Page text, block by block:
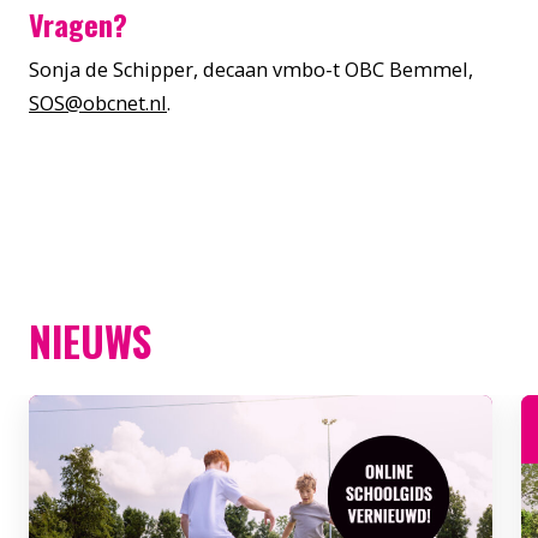
Vragen?
Sonja de Schipper, decaan vmbo-t OBC Bemmel,
SOS@obcnet.nl.
NIEUWS